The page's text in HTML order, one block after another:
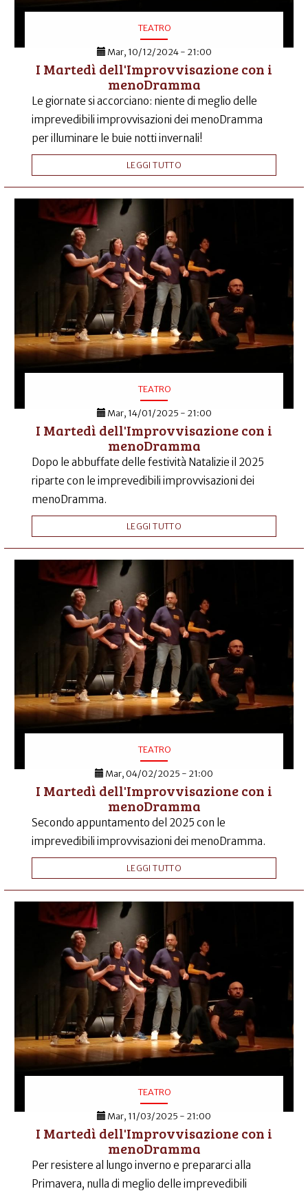
TEATRO
Mar, 10/12/2024 - 21:00
I Martedì dell'Improvvisazione con i
menoDramma
Le giornate si accorciano: niente di meglio delle
imprevedibili improvvisazioni dei menoDramma
per illuminare le buie notti invernali!
LEGGI TUTTO
TEATRO
Mar, 14/01/2025 - 21:00
I Martedì dell'Improvvisazione con i
menoDramma
Dopo le abbuffate delle festività Natalizie il 2025
riparte con le imprevedibili improvvisazioni dei
menoDramma.
LEGGI TUTTO
TEATRO
Mar, 04/02/2025 - 21:00
I Martedì dell'Improvvisazione con i
menoDramma
Secondo appuntamento del 2025 con le
imprevedibili improvvisazioni dei menoDramma.
LEGGI TUTTO
TEATRO
Mar, 11/03/2025 - 21:00
I Martedì dell'Improvvisazione con i
menoDramma
Per resistere al lungo inverno e prepararci alla
Primavera, nulla di meglio delle imprevedibili